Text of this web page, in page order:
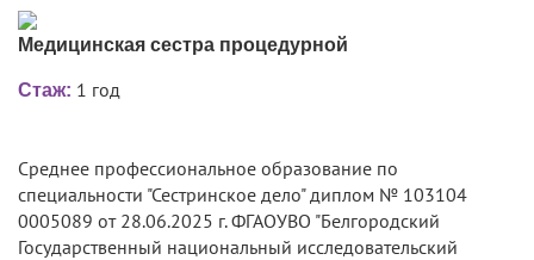
Медицинская сестра процедурной
Стаж: 1 год
Среднее профессиональное образование по
специальности "Сестринское дело" диплом № 103104
0005089 от 28.06.2025 г. ФГАОУВО "Белгородский
Государственный национальный исследовательский